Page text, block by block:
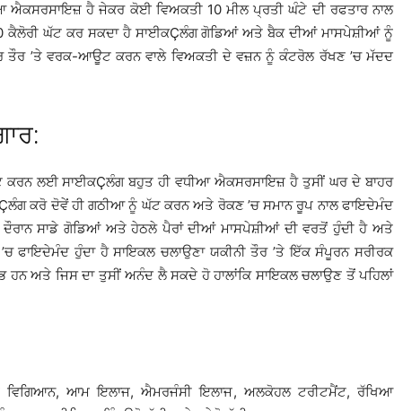
ਹੈ ਜੇਕਰ ਕੋਈ ਵਿਅਕਤੀ 10 ਮੀਲ ਪ੍ਰਤੀ ਘੰਟੇ ਦੀ ਰਫਤਾਰ ਨਾਲ
ਕੈਲੋਰੀ ਘੱਟ ਕਰ ਸਕਦਾ ਹੈ ਸਾਈਕÇਲੰਗ ਗੋਡਿਆਂ ਅਤੇ ਬੈਕ ਦੀਆਂ ਮਾਸਪੇਸ਼ੀਆਂ ਨੂੰ
ਤੌਰ ’ਤੇ ਵਰਕ-ਆਊਟ ਕਰਨ ਵਾਲੇ ਵਿਅਕਤੀ ਦੇ ਵਜ਼ਨ ਨੂੰ ਕੰਟਰੋਲ ਰੱਖਣ ’ਚ ਮੱਦਦ
ਲਈ ਸਾਈਕÇਲੰਗ ਬਹੁਤ ਹੀ ਵਧੀਆ ਐਕਸਰਸਾਇਜ਼ ਹੈ ਤੁਸੀਂ ਘਰ ਦੇ ਬਾਹਰ
ਕਰੋ ਦੋਵੇਂ ਹੀ ਗਠੀਆ ਨੂੰ ਘੱਟ ਕਰਨ ਅਤੇ ਰੋਕਣ ’ਚ ਸਮਾਨ ਰੂਪ ਨਾਲ ਫਾਇਦੇਮੰਦ
ਸਾਡੇ ਗੋਡਿਆਂ ਅਤੇ ਹੇਠਲੇ ਪੈਰਾਂ ਦੀਆਂ ਮਾਸਪੇਸ਼ੀਆਂ ਦੀ ਵਰਤੋਂ ਹੁੰਦੀ ਹੈ ਅਤੇ
ਫਾਇਦੇਮੰਦ ਹੁੰਦਾ ਹੈ ਸਾਇਕਲ ਚਲਾਉਣਾ ਯਕੀਨੀ ਤੌਰ ’ਤੇ ਇੱਕ ਸੰਪੂਰਨ ਸਰੀਰਕ
ਹਨ ਅਤੇ ਜਿਸ ਦਾ ਤੁਸੀਂ ਅਨੰਦ ਲੈ ਸਕਦੇ ਹੋ ਹਾਲਾਂਕਿ ਸਾਇਕਲ ਚਲਾਉਣ ਤੋਂ ਪਹਿਲਾਂ
ਆਮ ਇਲਾਜ, ਐਮਰਜੰਸੀ ਇਲਾਜ, ਅਲਕੋਹਲ ਟਰੀਟਮੈਂਟ, ਰੱਖਿਆ